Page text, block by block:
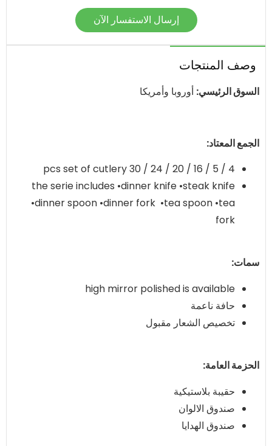
إرسال الاستفسار الآن
وصف المنتجات
السوق الرئيسي: أوروبا وأمريكا
الجمع المعتاد:
4 / 5 / 16 / 20 / 24 / 30 pcs set of cutlery
the serie includes •dinner knife •steak knife
•dinner spoon •dinner fork •tea spoon •tea
fork
سمات:
high mirror polished is available
حافة ناعمة
تخصيص الشعار مقبول
الحزمة العامة:
حقيبة بلاستيكية
صندوق الالوان
صندوق الهدايا